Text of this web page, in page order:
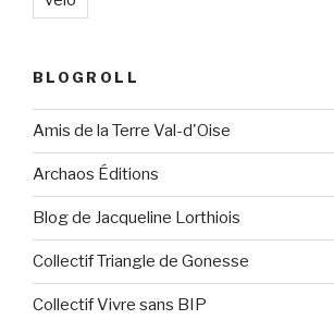
BLOGROLL
Amis de la Terre Val-d'Oise
Archaos Éditions
Blog de Jacqueline Lorthiois
Collectif Triangle de Gonesse
Collectif Vivre sans BIP